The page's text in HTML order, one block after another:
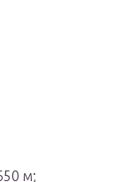
м;